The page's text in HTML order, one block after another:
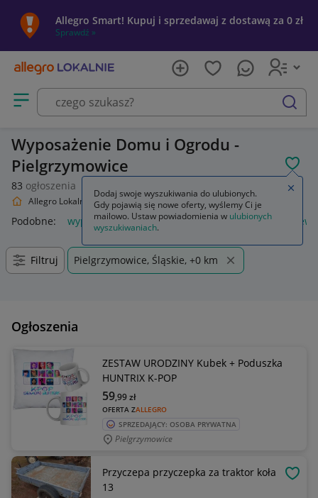
Allegro Smart! Kupuj i sprzedawaj z dostawą za 0 zł
Sprawdź »
Otwórz menu z kategoriami
szukaj
Wyposażenie Domu i Ogrodu -
Pielgrzymowice
83 ogłoszenia
Allegro Lokalnie Dom i Ogród Wyposażenie
Podobne: wyposażenie piórnik z wyposażeniem plecak
Filtruj Pielgrzymowice, Śląskie, +0 km
Ogłoszenia
ZESTAW URODZINY Kubek + Poduszka
HUNTRIX K-POP
OFERTA ZALLEGRO
59,99zł
SPRZEDAJĄCY: OSOBA PRYWATNA
Pielgrzymowice
Przyczepa przyczepka za traktor koła
13
Dodaj swoje wyszukiwania do ulubionych.
Gdy pojawią się nowe oferty, wyślemy Ci je
mailowo. Ustaw powiadomienia w ulubionych
wyszukiwaniach.